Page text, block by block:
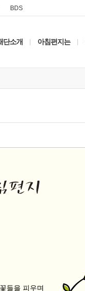
BDS
단소개 아침편지는
들을 피우며